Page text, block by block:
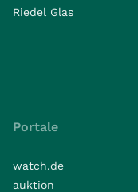
Riedel Glas
Portale
watch.de
auktion